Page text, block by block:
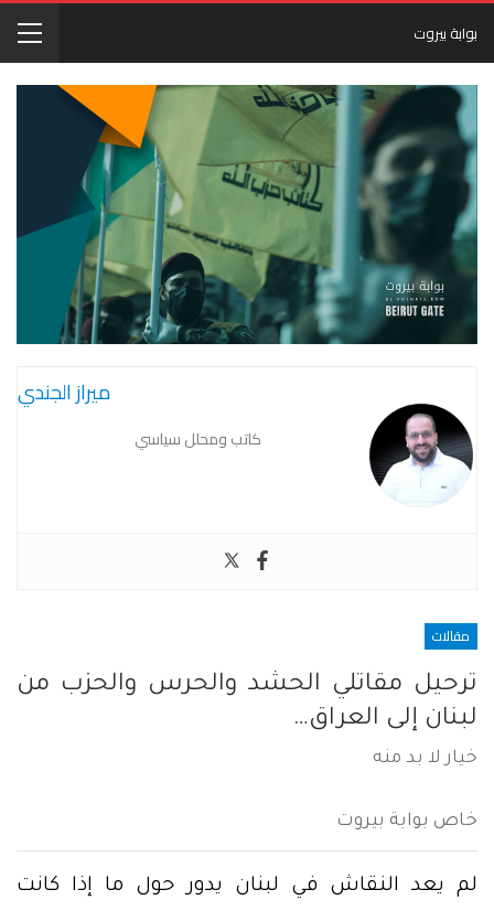
بوابة بيروت
ميراز الجندي
كاتب ومحلل سياسي
مقالات
ترحيل مقاتلي الحشد والحرس والحزب من
لبنان إلى العراق…
خيار لا بد منه
خاص بوابة بيروت
لم يعد النقاش في لبنان يدور حول ما إذا كانت